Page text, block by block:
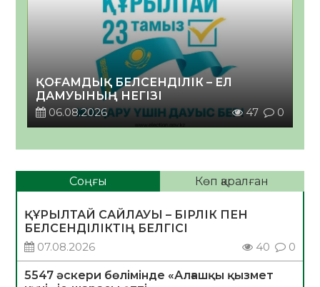
ҚОҒАМДЫҚ БЕЛСЕНДІЛІК – ЕЛ
ДАМУЫНЫҢ НЕГІЗІ
06.08.2026
47 0
Соңғы Көп қаралған
ҚҰРЫЛТАЙ САЙЛАУЫ – БІРЛІК ПЕН
БЕЛСЕНДІЛІКТІҢ БЕЛГІСІ
07.08.2026
40 0
5547 әскери бөлімінде «Алғашқы қызмет